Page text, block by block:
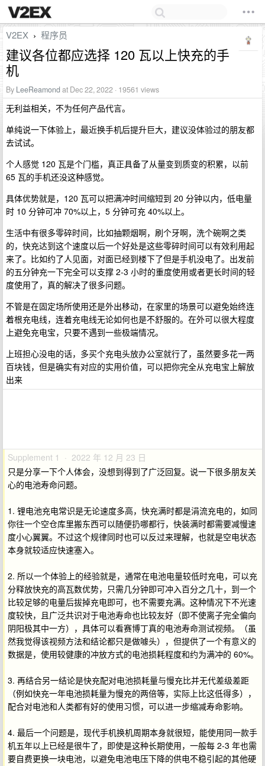
V2EX › 程序员
建议各位都应选择 120 瓦以上快充的手
机
By LeeReamond at Dec 22, 2022 · 19561 views
无利益相关，不为任何产品代言。
单纯说一下体验上，最近换手机后提升巨大，建议没体验过的朋友都
去试试。
个人感觉 120 瓦是个门槛，真正具备了从量变到质变的积累，以前
65 瓦的手机还没这种感觉。
具体优势就是，120 瓦可以把满冲时间缩短到 20 分钟以内，低电量
时 10 分钟可冲 70%以上，5 分钟可充 40%以上。
生活中有很多零碎时间，比如抽颗烟啊，刷个牙啊，洗个碗啊之类
的，快充达到这个速度以后一个好处是这些零碎时间可以有效利用起
来了。比如约了人见面，对面已经到楼下了但是手机没电了。出发前
的五分钟充一下完全可以支撑 2-3 小时的重度使用或者更长时间的轻
度使用了，真的解决了很多问题。
不管是在固定场所使用还是外出移动，在家里的场景可以避免始终连
着根充电线，连着充电线无论如何也是不舒服的。在外可以很大程度
上避免充电宝，只要不遇到一些极端情况。
上班担心没电的话，多买个充电头放办公室就行了，虽然要多花一两
百块钱，但是确实有对应的实用价值，可以把你完全从充电宝上解放
出来
Supplement 1 · 2022 年 12 月 23 日
只是分享一下个人体会，没想到得到了广泛回复。说一下很多朋友关
心的电池寿命问题。
1. 锂电池充电常识是无论速度多高，快充满时都是涓流充电的，如同
你往一个空仓库里搬东西可以随便扔哪都行，快装满时都需要减慢速
度小心翼翼。不过这个规律同时也可以反过来理解，也就是空电状态
本身就较适应快速塞入。
2. 所以一个体验上的经验就是，通常在电池电量较低时充电，可以充
分释放快充的高瓦数优势，只需几分钟即可冲入百分之几十，到一个
比较足够的电量后拔掉充电即可，也不需要充满。这种情况下不光速
度较快，且广泛共识对于电池寿命也比较友好（即不使离子完全偏向
阴阳极其中一方），具体可以看赛博丁真的电池寿命测试视频。（虽
然我觉得该视频方法和结论都只是做噱头），但提供了一个有意义的
数据是，使用较健康的冲放方式的电池损耗程度和约为满冲的 60%。
3. 再结合另一结论是快充配对电池损耗量与慢充比并无代差级差距
（例如快充一年电池损耗量为慢充的两倍等，实际上比这低得多），
配合对电池和人类都有好的使用习惯，可以进一步缩减寿命影响。
4. 最后一个问题是，现代手机换机周期本身就很短，能使用同一款手
机五年以上已经是很牛了，即使是这种长期使用，一般每 2-3 年也需
要自费更换一块电池，以避免电池电压下降的供电不稳引起的其他硬